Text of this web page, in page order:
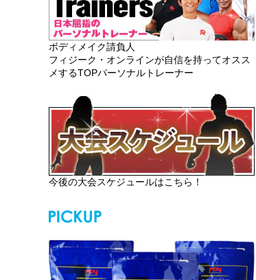
ボディメイク請負人
フィジーク・オンラインが自信を持ってオスス
メするTOPパーソナルトレーナー
今後の大会スケジュールはこちら！